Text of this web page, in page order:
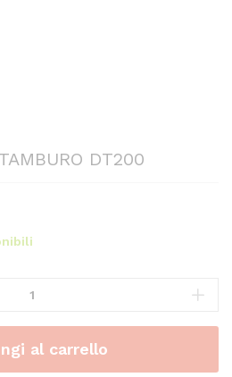
DT200
al carrello